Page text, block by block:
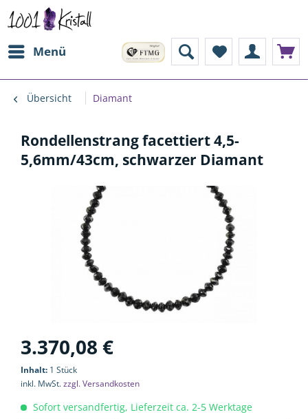
Menü
Übersicht Diamant
Rondellenstrang facettiert 4,5-
5,6mm/43cm, schwarzer Diamant
3.370,08 €
Inhalt: 1 Stück
inkl. MwSt.zzgl. Versandkosten
Sofort versandfertig, Lieferzeit ca. 2-5 Werktage